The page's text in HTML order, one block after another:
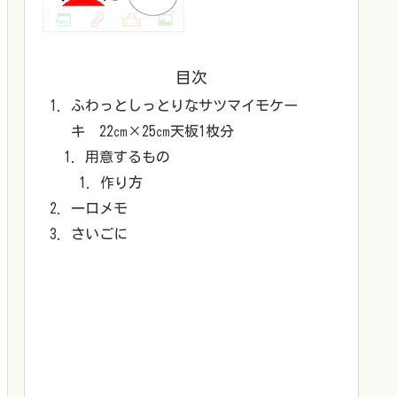
目次
ふわっとしっとりなサツマイモケー
キ 22㎝×25㎝天板1枚分
用意するもの
作り方
一口メモ
さいごに